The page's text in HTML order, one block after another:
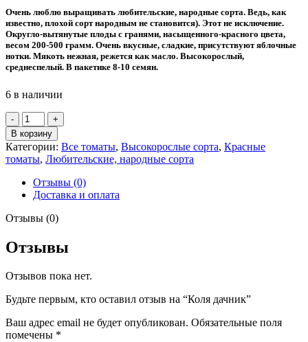
составляла
70 ₽.
40 ₽.
Очень люблю выращивать любительские, народные сорта. Ведь, как
известно, плохой сорт народным не становится). Этот не исключение.
Округло-вытянутые плоды с гранями, насыщенного-красного цвета,
весом 200-500 грамм. Очень вкусные, сладкие, присутствуют яблочные
нотки. Мякоть нежная, режется как масло. Высокорослый,
среднеспелый. В пакетике 8-10 семян.
6 в наличии
Количество
товара
Коля
дачник
В корзину
Категории: Все томаты, Высокорослые сорта, Красные
томаты, Любительские, народные сорта
Отзывы (0)
Доставка и оплата
Отзывы (0)
Отзывы
Отзывов пока нет.
Будьте первым, кто оставил отзыв на “Коля дачник”
Ваш адрес email не будет опубликован. Обязательные поля
помечены *